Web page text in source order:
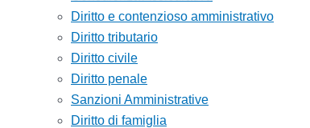
Diritto e contenzioso amministrativo
Diritto tributario
Diritto civile
Diritto penale
Sanzioni Amministrative
Diritto di famiglia